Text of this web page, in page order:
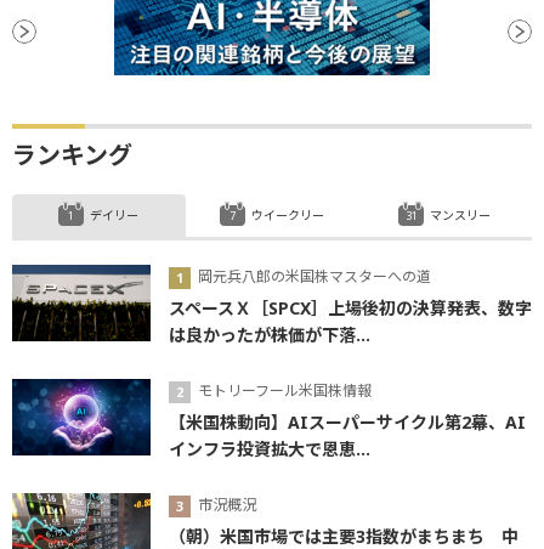
ランキング
デイリー
岡元兵八郎の米国株マスターへの道
スペースＸ［SPCX］上場後初の決算発表、数字
は良かったが株価が下落...
モトリーフール米国株情報
【米国株動向】AIスーパーサイクル第2幕、AI
インフラ投資拡大で恩恵...
市況概況
（朝）米国市場では主要3指数がまちまち 中
ウイークリー マンスリー